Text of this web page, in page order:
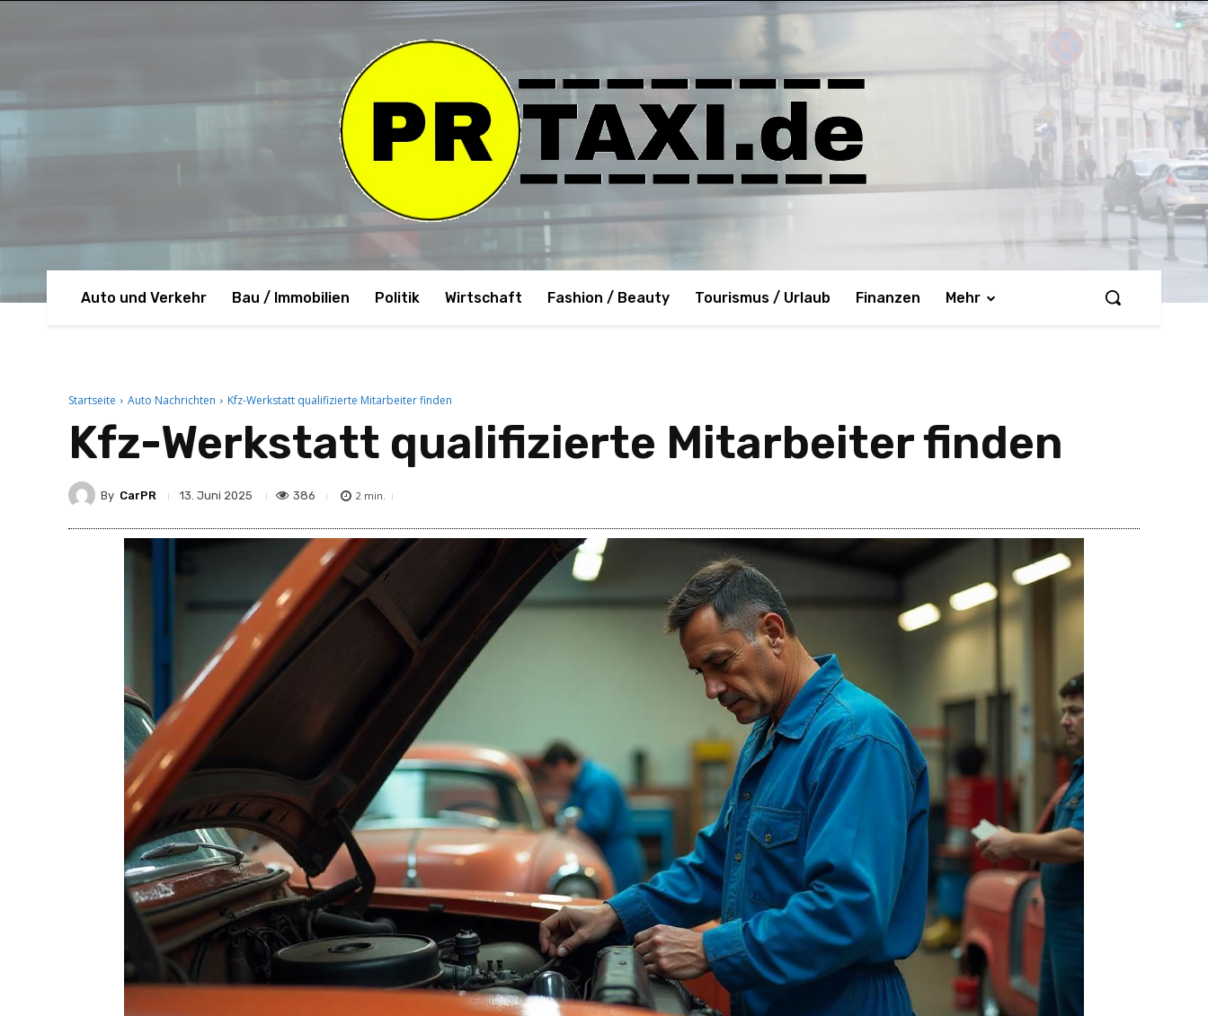
Auto und Verkehr Bau / Immobilien Politik Wirtschaft Fashion / Beauty Tourismus / Urlaub Finanzen Mehr
Startseite Auto Nachrichten Kfz-Werkstatt qualifizierte Mitarbeiter finden
Kfz-Werkstatt qualifizierte Mitarbeiter finden
By CarPR 13. Juni 2025 386 2 min.